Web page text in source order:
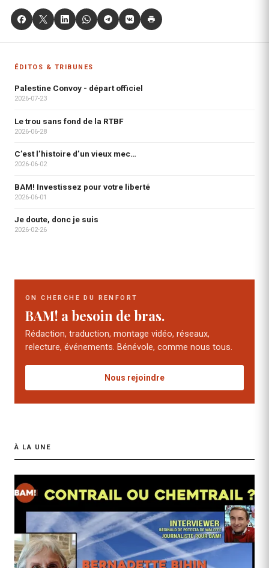
ÉDITOS & TRIBUNES
Palestine Convoy - départ officiel
2026-07-23
Le trou sans fond de la RTBF
2026-06-28
C’est l’histoire d’un vieux mec…
2026-06-02
BAM! Investissez pour votre liberté
2026-06-01
Je doute, donc je suis
2026-02-26
ON CHERCHE DU RENFORT
BAM! a besoin de bras.
Rédaction, traduction, montage vidéo, réseaux,
relecture, événements. Bénévole, comme nous tous.
Nous rejoindre
À LA UNE